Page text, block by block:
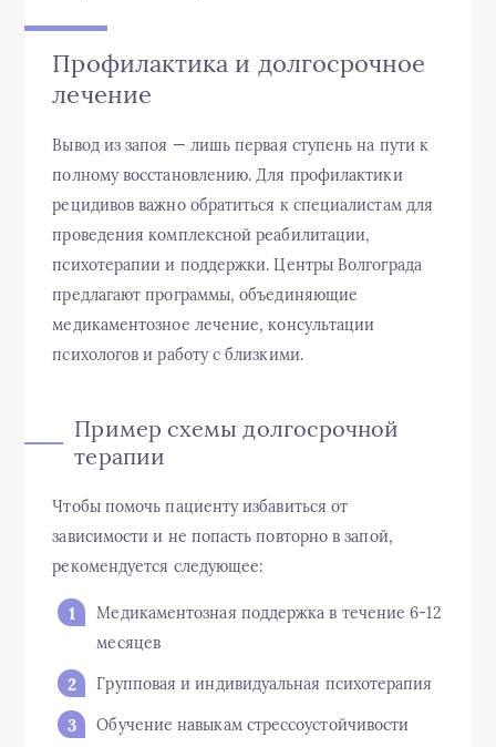
Профилактика и долгосрочное
лечение
Вывод из запоя — лишь первая ступень на пути к
полному восстановлению. Для профилактики
рецидивов важно обратиться к специалистам для
проведения комплексной реабилитации,
психотерапии и поддержки. Центры Волгограда
предлагают программы, объединяющие
медикаментозное лечение, консультации
психологов и работу с близкими.
Пример схемы долгосрочной
терапии
Чтобы помочь пациенту избавиться от
зависимости и не попасть повторно в запой,
рекомендуется следующее:
Медикаментозная поддержка в течение 6-12
месяцев
Групповая и индивидуальная психотерапия
Обучение навыкам стрессоустойчивости